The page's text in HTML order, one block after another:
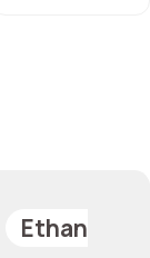
Ethan